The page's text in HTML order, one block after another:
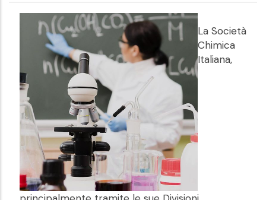
La Società
Chimica
Italiana,